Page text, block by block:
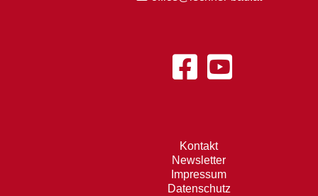
Kontakt
Newsletter
Impressum
Datenschutz